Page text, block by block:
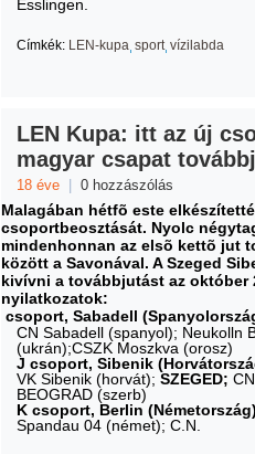
Esslingen.
Címkék: LEN-kupa sport vízilabda
LEN Kupa: itt az új
magyar csapat
18 éve 0 hozzászólás
Malagában hétfõ este
csoportbeosztását. Nyolc
mindenhonnan az elsõ kettõ jut
között a Savonával. A Szeged
kivívni a továbbjutást az október
nyilatkozatok:
csoport, Sabadell
CN Sabadell (spanyol); Neukolln
(ukrán);CSZK Moszkva (orosz)
J csoport, Sibenik
VK Sibenik (horvát); SZEGED;
BEOGRAD (szerb)
K csoport, Berlin
Spandau 04 (német); C.N.